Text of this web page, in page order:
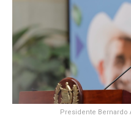
Presidente Bernardo